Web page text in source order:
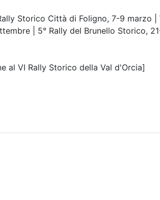
Storico Città di Foligno, 7-9 marzo
| 5° Rally del Brunello Storico,
al VI Rally Storico della Val d'Orcia]